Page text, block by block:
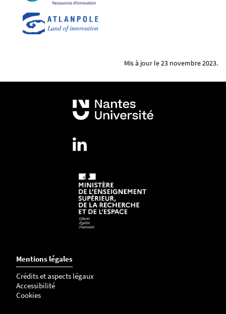
Mis à jour le 23 novembre 2023.
Mentions légales
Crédits et aspects légaux
Accessibilité
Cookies